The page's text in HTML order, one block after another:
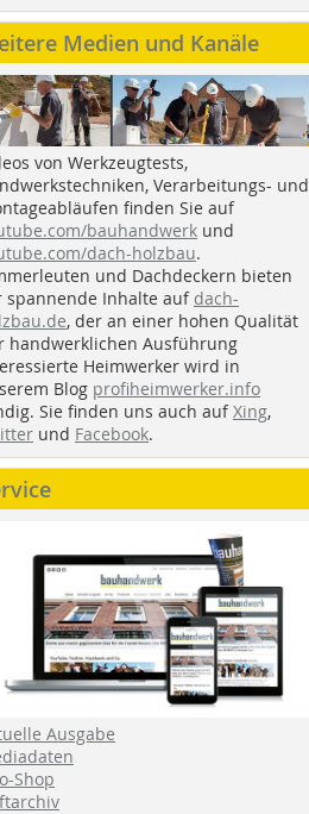
Medien und Kanäle
von Werkzeugtests,
Verarbeitungs- und
finden Sie auf
bauhandwerk und
dach-holzbau.
und Dachdeckern bieten
spannende Inhalte auf dach-
, der an einer hohen Qualität
handwerklichen Ausführung
Heimwerker wird in
Blog profiheimwerker.info
Sie finden uns auch aufXing,
und Facebook.
Ausgabe
Shop